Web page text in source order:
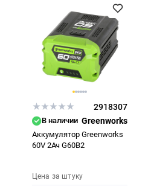
2918307
В наличии Greenworks
Аккумулятор Greenworks
60V 2Ач G60B2
Цена за штуку